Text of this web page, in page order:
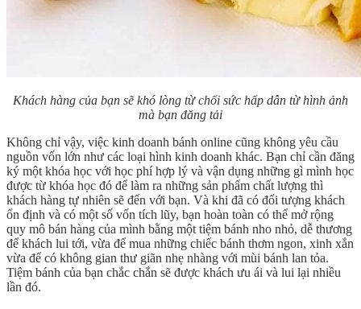
Khách hàng của bạn sẽ khó lòng từ chối sức hấp dẫn từ hình ảnh
mà bạn đăng tải
Không chỉ vậy, việc kinh doanh bánh online cũng không yêu cầu
nguồn vốn lớn như các loại hình kinh doanh khác. Bạn chỉ cần đăng
ký một khóa học với học phí hợp lý và vận dụng những gì mình học
được từ khóa học đó để làm ra những sản phẩm chất lượng thì
khách hàng tự nhiên sẽ đến với bạn. Và khi đã có đối tượng khách
ổn định và có một số vốn tích lũy, bạn hoàn toàn có thể mở rộng
quy mô bán hàng của mình bằng một tiệm bánh nho nhỏ, dễ thương
để khách lui tới, vừa để mua những chiếc bánh thơm ngon, xinh xắn
vừa để có không gian thư giãn nhẹ nhàng với mùi bánh lan tỏa.
Tiệm bánh của bạn chắc chắn sẽ được khách ưu ái và lui lại nhiều
lần đó.